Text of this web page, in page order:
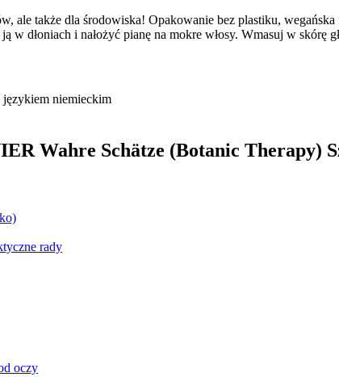
ale także dla środowiska! Opakowanie bez plastiku,
dłoniach i nałożyć pianę na mokre włosy. Wmasuj w skórę
językiem niemieckim
Wahre Schätze (Botanic Therapy)
rady
oczy